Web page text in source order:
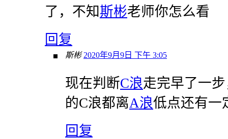
了，不知斯彬老师你怎么看
回复
斯彬 2020年9月9日 下午 3:05
现在判断C浪走完早了一
的C浪都离A浪低点还有一
回复